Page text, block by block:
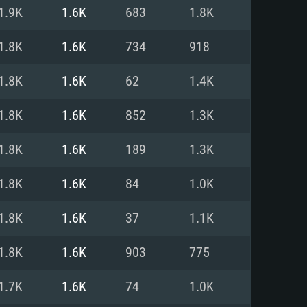
mais
com DirectX 11 ou superior;
ou superior, Radeon RX 570
(Intel Xeon não suportado)
Vega II ou superior com
banda larga.
de 6 meses) / equivalentes
com os drivers mais
1.6K 683 1.8K
1.6K 734 918
1.6K 62 1.4K
1.6K 852 1.3K
1.6K 189 1.3K
1.6K 84 1.0K
1.6K 37 1.1K
1.6K 903 775
1.6K 74 1.0K